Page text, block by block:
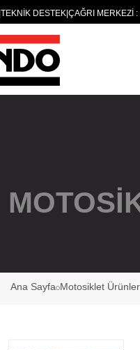
TEKNİK DESTEK ÇAĞRI MERKEZİ
Ana Sayfa Motosiklet